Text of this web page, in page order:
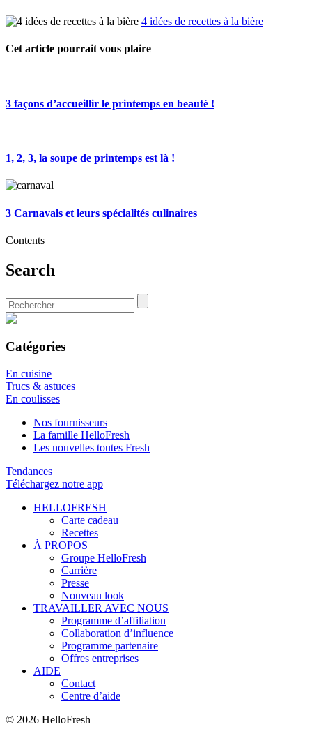
4 idées de recettes à la bière
Cet article pourrait vous plaire
3 façons d’accueillir le printemps en beauté !
1, 2, 3, la soupe de printemps est là !
3 Carnavals et leurs spécialités culinaires
Contents
Search
Catégories
En cuisine
Trucs & astuces
En coulisses
Nos fournisseurs
La famille HelloFresh
Les nouvelles toutes Fresh
Tendances
Téléchargez notre app
HELLOFRESH
Carte cadeau
Recettes
À PROPOS
Groupe HelloFresh
Carrière
Presse
Nouveau look
TRAVAILLER AVEC NOUS
Programme d’affiliation
Collaboration d’influence
Programme partenaire
Offres entreprises
AIDE
Contact
Centre d’aide
© 2026 HelloFresh